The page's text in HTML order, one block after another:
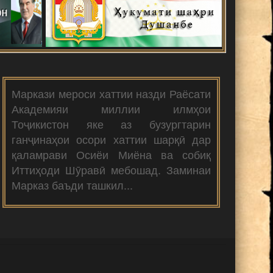
Маркази мероси хаттии назди Раёсати
Академияи миллии илмҳои
Тоҷикистон яке аз бузургтарин
ганҷинаҳои осори хаттии шарқӣ дар
қаламрави Осиёи Миёна ва собиқ
Иттиҳоди Шӯравӣ мебошад. Заминаи
Марказ баъди ташкил...